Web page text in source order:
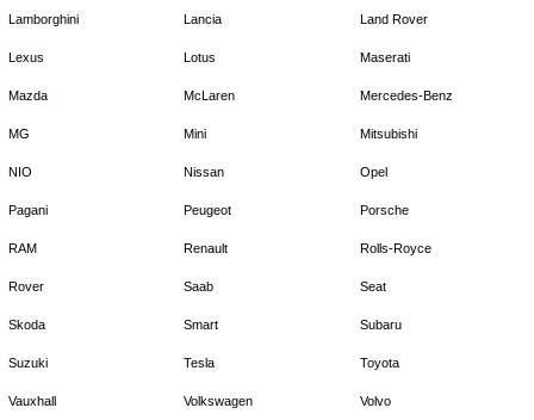
Lamborghini Lancia Land Rover
Lexus Lotus Maserati
Mazda McLaren Mercedes-Benz
MG Mini Mitsubishi
NIO Nissan Opel
Pagani Peugeot Porsche
RAM Renault Rolls-Royce
Rover Saab Seat
Skoda Smart Subaru
Suzuki Tesla Toyota
Vauxhall Volkswagen Volvo